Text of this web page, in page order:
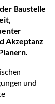
Baustelle
Akzeptanz
und